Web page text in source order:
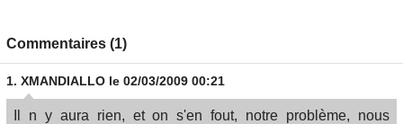
Commentaires (1)
1. XMANDIALLO le 02/03/2009 00:21
Il n y aura rien, et on s'en fout, notre problème, nous